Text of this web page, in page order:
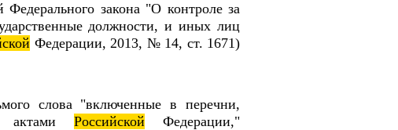
Федерального закона "О контроле за
должности, и иных лиц
Федерации, 2013, № 14, ст. 1671)
слова "включенные в перечни,
актами Российской Федерации,"